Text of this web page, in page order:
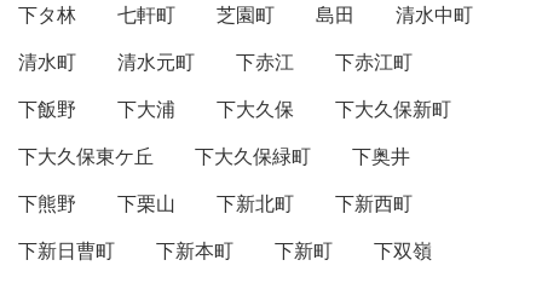
下タ林
七軒町 芝園町 島田
清水中町
清水町
清水元町 下赤江
下赤江町
下飯野
下大浦 下大久保
下大久保新町
下大久保東ケ丘
下大久保緑町
下奥井
下熊野
下栗山 下新北町
下新西町
下新日曹町
下新本町 下新町
下双嶺